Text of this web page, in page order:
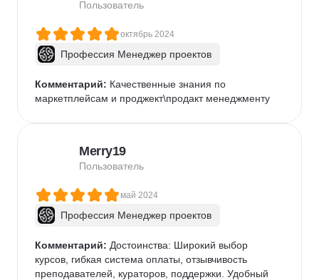
Пользователь
октябрь 2024
Профессия Менеджер проектов
Комментарий: Качественные знания по
маркетплейсам и проджект\продакт менеджменту
Merry19
Пользователь
май 2024
Профессия Менеджер проектов
Комментарий: Достоинства: Широкий выбор
курсов, гибкая система оплаты, отзывчивость
преподавателей, кураторов, поддержки. Удобный